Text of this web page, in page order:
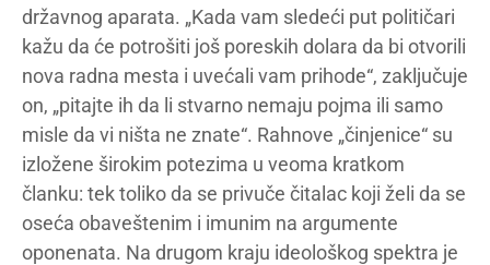
državnog aparata. „Kada vam sledeći put političari
kažu da će potrošiti još poreskih dolara da bi otvorili
nova radna mesta i uvećali vam prihode“, zaključuje
on, „pitajte ih da li stvarno nemaju pojma ili samo
misle da vi ništa ne znate“. Rahnove „činjenice“ su
izložene širokim potezima u veoma kratkom
članku: tek toliko da se privuče čitalac koji želi da se
oseća obaveštenim i imunim na argumente
oponenata. Na drugom kraju ideološkog spektra je